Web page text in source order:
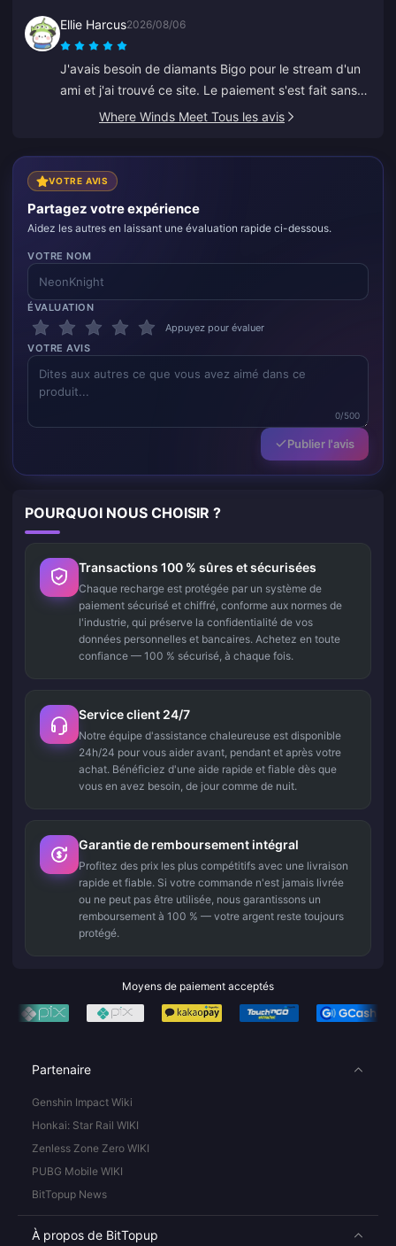
Ellie Harcus2026/08/06
J'avais besoin de diamants Bigo pour le stream d'un
ami et j'ai trouvé ce site. Le paiement s'est fait sans
problème et les diamants sont apparus tout de suite.
Where Winds Meet Tous les avis
VOTRE AVIS
Partagez votre expérience
Aidez les autres en laissant une évaluation rapide ci-dessous.
VOTRE NOM
ÉVALUATION
Appuyez pour évaluer
VOTRE AVIS
0/500
Publier l'avis
POURQUOI NOUS CHOISIR ?
Transactions 100 % sûres et sécurisées
Chaque recharge est protégée par un système de
paiement sécurisé et chiffré, conforme aux normes de
l'industrie, qui préserve la confidentialité de vos
données personnelles et bancaires. Achetez en toute
confiance — 100 % sécurisé, à chaque fois.
Service client 24/7
Notre équipe d'assistance chaleureuse est disponible
24h/24 pour vous aider avant, pendant et après votre
achat. Bénéficiez d'une aide rapide et fiable dès que
vous en avez besoin, de jour comme de nuit.
Garantie de remboursement intégral
Profitez des prix les plus compétitifs avec une livraison
rapide et fiable. Si votre commande n'est jamais livrée
ou ne peut pas être utilisée, nous garantissons un
remboursement à 100 % — votre argent reste toujours
protégé.
Moyens de paiement acceptés
Partenaire
Genshin Impact Wiki
Honkai: Star Rail WIKI
Zenless Zone Zero WIKI
PUBG Mobile WIKI
BitTopup News
À propos de BitTopup